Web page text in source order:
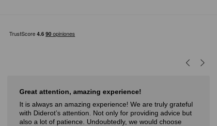
Muy buena experiencia
Muy buena experiencia. Diderot es una excelente y
novedosa forma de poder ver, aprender, comprar arte y
con la posibilidad de probarlo. Me fue muy bien!